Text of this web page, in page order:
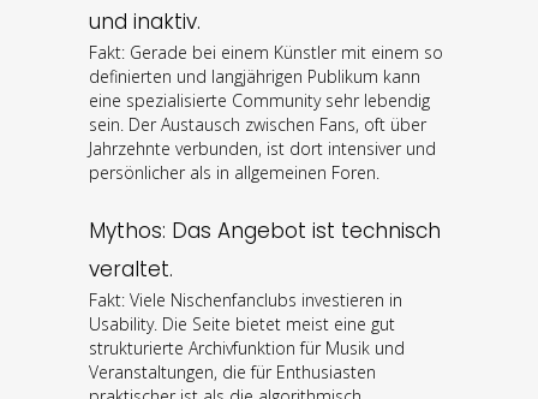
und inaktiv.
Fakt: Gerade bei einem Künstler mit einem so
definierten und langjährigen Publikum kann
eine spezialisierte Community sehr lebendig
sein. Der Austausch zwischen Fans, oft über
Jahrzehnte verbunden, ist dort intensiver und
persönlicher als in allgemeinen Foren.
Mythos: Das Angebot ist technisch
veraltet.
Fakt: Viele Nischenfanclubs investieren in
Usability. Die Seite bietet meist eine gut
strukturierte Archivfunktion für Musik und
Veranstaltungen, die für Enthusiasten